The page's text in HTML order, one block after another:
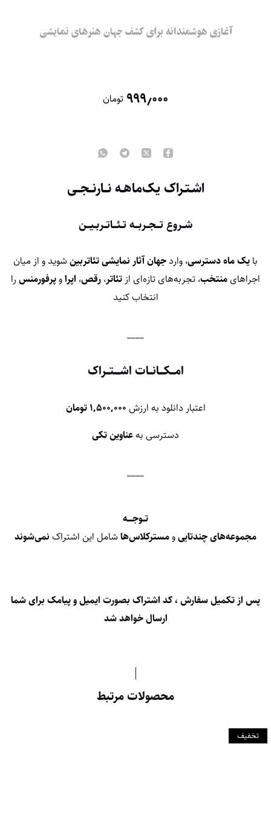
۹۹۹٫۰۰۰ تومان
اشـتـراک یک‌ماهـه نــارنــجــی
شــروع تـــجــربـــه تــئـــاتــربــیـــن
با یک ماه دسترسی، واردجهان آثار نمایشی تئاتربینشوید و از میان
اجراهایمنتخب، تجربه‌های تازه‌ای از تئاتر، رقص، اپراوپرفورمنسرا
انتخاب کنید
____
امـــکــــانـــات اشـــــتـــراک
اعتبار دانلود به ارزش ۱,۵۰۰,۰۰۰ تومان
دسترسی بهعناوین تکی
____
تــوجــــه
مجموعه‌های چندتاییومسترکلاس‌هاشامل این اشتراک نمی‌شوند
پس از تکمیل سفارش ، کد اشتراک بصورت ایمیل و پیامک برای شما
ارسال خواهد شد
محصولات مرتبط
تخفیف